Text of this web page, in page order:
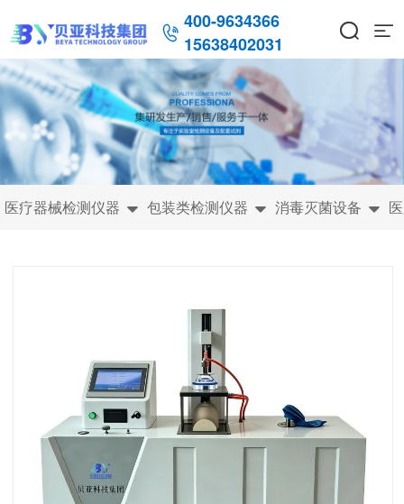
 400-9634366
15638402031
 
医疗器械检测仪器  包装类检测仪器  消毒灭菌设备 